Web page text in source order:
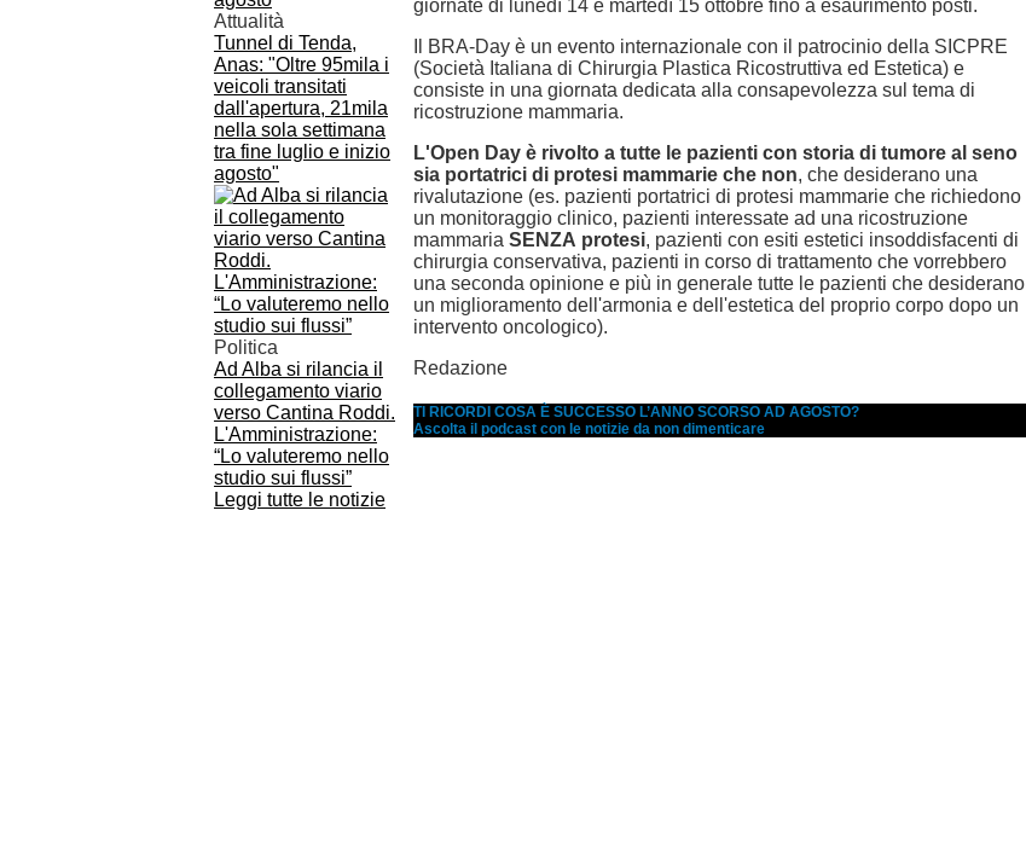
Attualità
Tunnel di Tenda,
Anas: "Oltre 95mila i
veicoli transitati
dall'apertura, 21mila
nella sola settimana
tra fine luglio e inizio
agosto"
Politica
Ad Alba si rilancia il
collegamento viario
verso Cantina Roddi.
L'Amministrazione:
“Lo valuteremo nello
studio sui flussi”
Leggi tutte le notizie
giornate di lunedì 14 e martedì 15 ottobre fino a esaurimento posti.
Il BRA-Day è un evento internazionale con il patrocinio della SICPRE
(Società Italiana di Chirurgia Plastica Ricostruttiva ed Estetica) e
consiste in una giornata dedicata alla consapevolezza sul tema di
ricostruzione mammaria.
L'Open Day è rivolto a tutte le pazienti con storia di tumore al seno
sia portatrici di protesi mammarie che non, che desiderano una
rivalutazione (es. pazienti portatrici di protesi mammarie che richiedono
un monitoraggio clinico, pazienti interessate ad una ricostruzione
mammaria SENZA protesi, pazienti con esiti estetici insoddisfacenti di
chirurgia conservativa, pazienti in corso di trattamento che vorrebbero
una seconda opinione e più in generale tutte le pazienti che desiderano
un miglioramento dell'armonia e dell'estetica del proprio corpo dopo un
intervento oncologico).
Redazione
TI RICORDI COSA È SUCCESSO L’ANNO SCORSO AD AGOSTO?
Ascolta il podcast con le notizie da non dimenticare